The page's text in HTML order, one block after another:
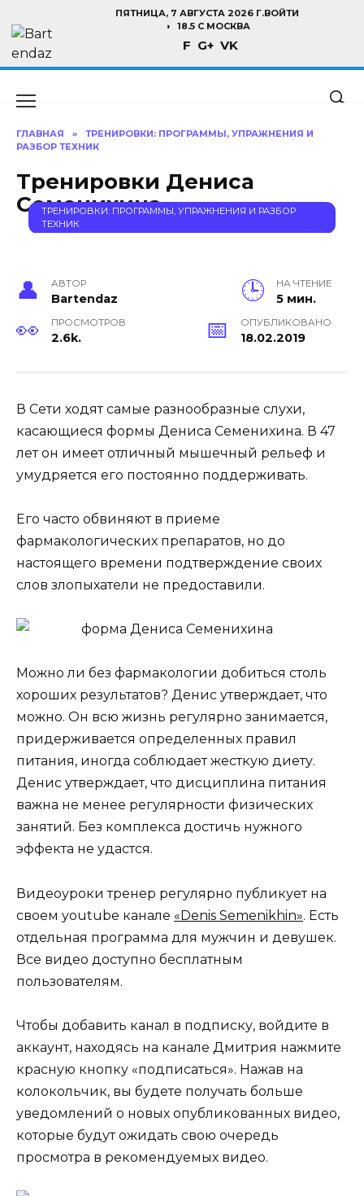
содержанию
ПЯТНИЦА, 7 АВГУСТА 2026 Г.ВОЙТИ
18.5 C МОСКВА
F G+ VK
ГЛАВНАЯ »
ТРЕНИРОВКИ: ПРОГРАММЫ, УПРАЖНЕНИЯ И
РАЗБОР ТЕХНИК
Тренировки Дениса
Семенихина
ТРЕНИРОВКИ: ПРОГРАММЫ, УПРАЖНЕНИЯ И РАЗБОР
ТЕХНИК
АВТОР
Bartendaz
НА ЧТЕНИЕ
5 мин.
ПРОСМОТРОВ
2.6k.
ОПУБЛИКОВАНО
18.02.2019
В Сети ходят самые разнообразные слухи,
касающиеся формы Дениса Семенихина. В 47
лет он имеет отличный мышечный рельеф и
умудряется его постоянно поддерживать.
Его часто обвиняют в приеме
фармакологических препаратов, но до
настоящего времени подтверждение своих
слов злопыхатели не предоставили.
Можно ли без фармакологии добиться столь
хороших результатов? Денис утверждает, что
можно. Он всю жизнь регулярно занимается,
придерживается определенных правил
питания, иногда соблюдает жесткую диету.
Денис утверждает, что дисциплина питания
важна не менее регулярности физических
занятий. Без комплекса достичь нужного
эффекта не удастся.
Видеоуроки тренер регулярно публикует на
своем youtube канале «Denis Semenikhin». Есть
отдельная программа для мужчин и девушек.
Все видео доступно бесплатным
пользователям.
Чтобы добавить канал в подписку, войдите в
аккаунт, находясь на канале Дмитрия нажмите
красную кнопку «подписаться». Нажав на
колокольчик, вы будете получать больше
уведомлений о новых опубликованных видео,
которые будут ожидать свою очередь
просмотра в рекомендуемых видео.